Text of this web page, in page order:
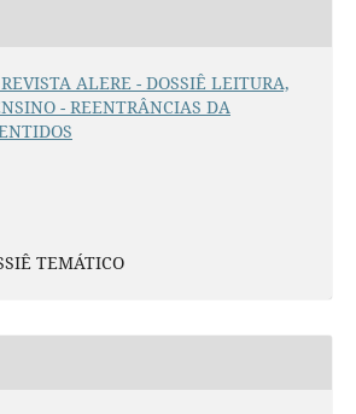
ALERE - DOSSIÊ LEITURA,
- REENTRÂNCIAS DA
TEMÁTICO